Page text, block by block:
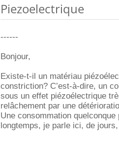
Piezoelectrique
------
Bonjour,
Existe-t-il un matériau
constriction? C’est-à-dire, un
sous un effet piézoélectrique
relâchement par une
Une consommation
longtemps, je parle ici, de